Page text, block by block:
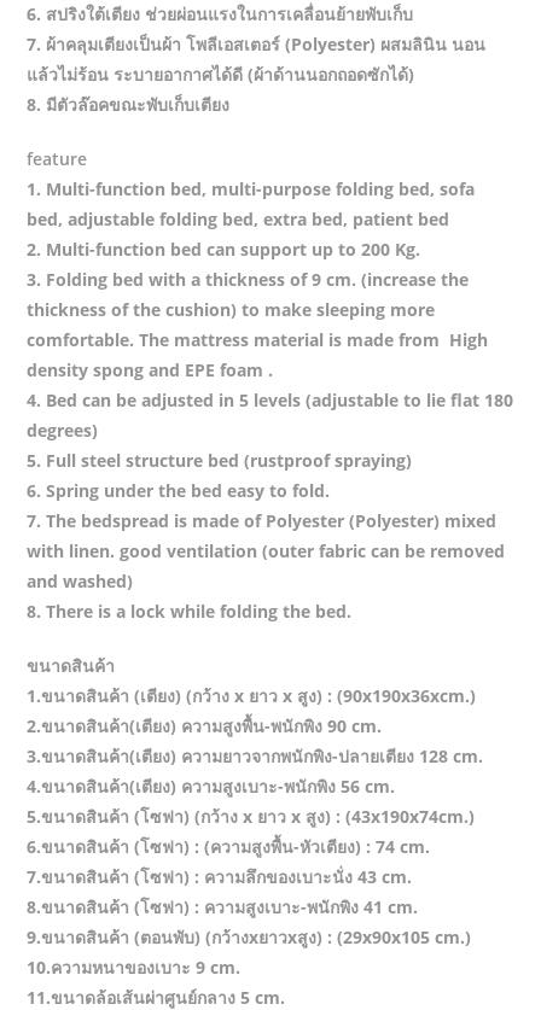
6. สปริงใต้เตียง ช่วยผ่อนแรงในการเคลื่อนย้ายพับเก็บ
7. ผ้าคลุมเตียงเป็นผ้า โพลีเอสเตอร์ (Polyester) ผสมลินิน นอน
แล้วไม่ร้อน ระบายอากาศได้ดี (ผ้าด้านนอกถอดซักได้)
8. มีตัวล๊อคขณะพับเก็บเตียง
feature
1. Multi-function bed, multi-purpose folding bed, sofa
bed, adjustable folding bed, extra bed, patient bed
2. Multi-function bed can support up to 200 Kg.
3. Folding bed with a thickness of 9 cm. (increase the
thickness of the cushion) to make sleeping more
comfortable. The mattress material is made from High
density spong and EPE foam .
4. Bed can be adjusted in 5 levels (adjustable to lie flat 180
degrees)
5. Full steel structure bed (rustproof spraying)
6. Spring under the bed easy to fold.
7. The bedspread is made of Polyester (Polyester) mixed
with linen. good ventilation (outer fabric can be removed
and washed)
8. There is a lock while folding the bed.
ขนาดสินค้า
1.ขนาดสินค้า (เตียง) (กว้าง x ยาว x สูง) : (90x190x36xcm.)
2.ขนาดสินค้า(เตียง) ความสูงพื้น-พนักพิง 90 cm.
3.ขนาดสินค้า(เตียง) ความยาวจากพนักพิง-ปลายเตียง 128 cm.
4.ขนาดสินค้า(เตียง) ความสูงเบาะ-พนักพิง 56 cm.
5.ขนาดสินค้า (โซฟา) (กว้าง x ยาว x สูง) : (43x190x74cm.)
6.ขนาดสินค้า (โซฟา) : (ความสูงพื้น-หัวเตียง) : 74 cm.
7.ขนาดสินค้า (โซฟา) : ความลึกของเบาะนั่ง 43 cm.
8.ขนาดสินค้า (โซฟา) : ความสูงเบาะ-พนักพิง 41 cm.
9.ขนาดสินค้า (ตอนพับ) (กว้างxยาวxสูง) : (29x90x105 cm.)
10.ความหนาของเบาะ 9 cm.
11.ขนาดล้อเส้นผ่าศูนย์กลาง 5 cm.